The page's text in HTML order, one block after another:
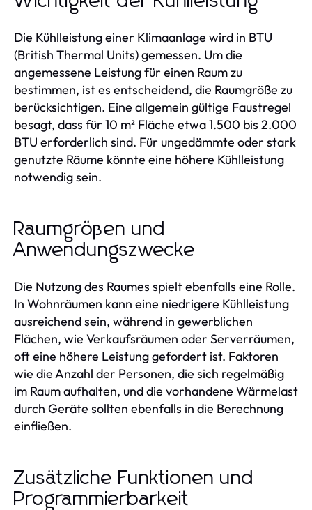
Die Kühlleistung einer Klimaanlage wird in BTU
(British Thermal Units) gemessen. Um die
angemessene Leistung für einen Raum zu
bestimmen, ist es entscheidend, die Raumgröße zu
berücksichtigen. Eine allgemein gültige Faustregel
besagt, dass für 10 m² Fläche etwa 1.500 bis 2.000
BTU erforderlich sind. Für ungedämmte oder stark
genutzte Räume könnte eine höhere Kühlleistung
notwendig sein.
Raumgrößen und
Anwendungszwecke
Die Nutzung des Raumes spielt ebenfalls eine Rolle.
In Wohnräumen kann eine niedrigere Kühlleistung
ausreichend sein, während in gewerblichen
Flächen, wie Verkaufsräumen oder Serverräumen,
oft eine höhere Leistung gefordert ist. Faktoren
wie die Anzahl der Personen, die sich regelmäßig
im Raum aufhalten, und die vorhandene Wärmelast
durch Geräte sollten ebenfalls in die Berechnung
einfließen.
Zusätzliche Funktionen und
Programmierbarkeit